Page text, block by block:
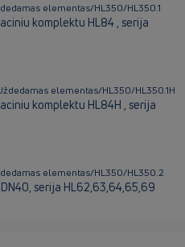
elementas/HL350/HL350.1
komplektu HL84 , serija
elementas/HL350/HL350.1H
komplektu HL84H , serija
elementas/HL350/HL350.2
serija HL62,63,64,65,69